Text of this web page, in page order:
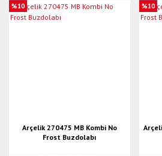
%10
Arçelik 270475 MB Kombi No
Frost Buzdolabı
%10